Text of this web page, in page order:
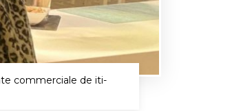
commerciale de iti-